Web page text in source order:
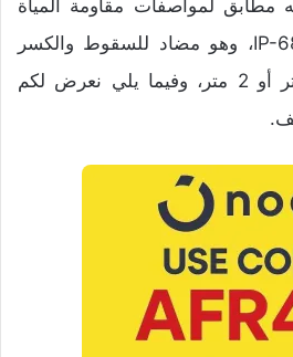
مطابق لمواصفات مقاومة المياة
والغبار ومعتمد بدرجة IP-68، وهو مضاد للسقوط والكسر
من مسافة 200 سنتيمتر أو 2 متر، وفيما يلي نعرض لكم